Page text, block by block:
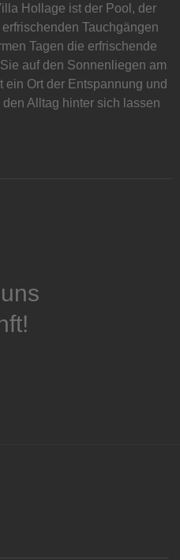
Hollage ist der Pool, der
Tauchgängen
Tagen die erfrischende
auf den Sonnenliegen am
Ort der Entspannung und
Alltag hinter sich lassen